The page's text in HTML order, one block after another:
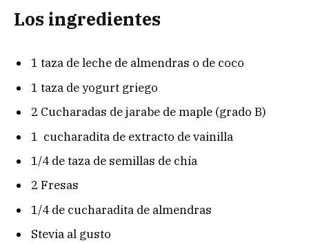
Los ingredientes
1 taza de leche de almendras o de coco
1 taza de yogurt griego
2 Cucharadas de jarabe de maple (grado B)
1 cucharadita de extracto de vainilla
1/4 de taza de semillas de chía
2 Fresas
1/4 de cucharadita de almendras
Stevia al gusto